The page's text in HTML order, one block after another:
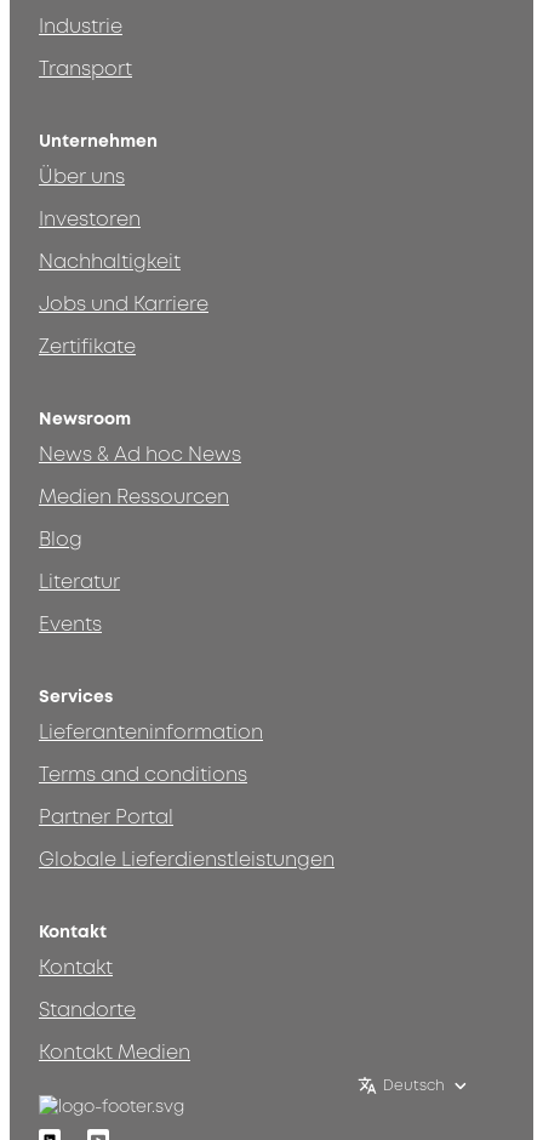
Industrie
Transport
Unternehmen
Über uns
Investoren
Nachhaltigkeit
Jobs und Karriere
Zertifikate
Newsroom
News & Ad hoc News
Medien Ressourcen
Blog
Literatur
Events
Services
Lieferanteninformation
Terms and conditions
Partner Portal
Globale Lieferdienstleistungen
Kontakt
Kontakt
Standorte
Kontakt Medien
Deutsch